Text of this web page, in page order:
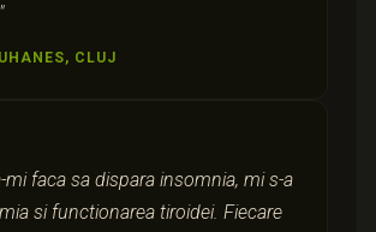
CLUJ
mi faca sa dispara insomnia, mi s-a
si functionarea tiroidei. Fiecare